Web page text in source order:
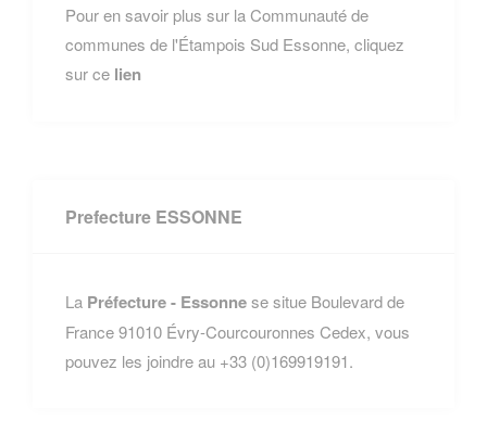
Pour en savoir plus sur la Communauté de
communes de l'Étampois Sud Essonne, cliquez
sur ce lien
Prefecture ESSONNE
La Préfecture - Essonnese situe Boulevard de
France 91010 Évry-Courcouronnes Cedex, vous
pouvez les joindre au +33 (0)169919191.